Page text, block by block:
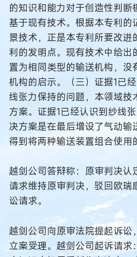
的知识和能力对于创造性判
基于现有技术。根据本专利的
景技术，正是本专利所要改
利的发明点。现有技术中给
置为相同类型的输送机构，
机构的启示。（三）证据1已
线张力保持的问题，本领域
方案。证据1已经认识到纱线
决方案是在最后增设了气动
得到将两种输送装置组合使用
越剑公司答辩称：原审判决认
请求维持原审判决，驳回欧
讼请求。
越剑公司向原审法院提起诉讼
立案受理。越剑公司起诉请